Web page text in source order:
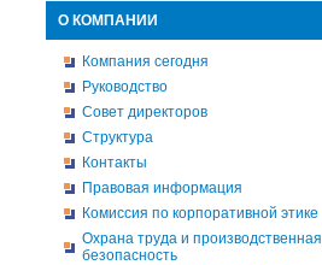
О КОМПАНИИ
Компания сегодня
Руководство
Совет директоров
Структура
Контакты
Правовая информация
Комиссия по корпоративной этике
Охрана труда и производственная
безопасность